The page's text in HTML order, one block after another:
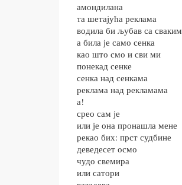
амондилана
та шетајућа реклама
водила би љубав са сваким
а била је само сенка
као што смо и сви ми
понекад сенке
сенка над сенкама
реклама над рекламама
а!
срео сам је
или је она пронашла мене
рекао бих: прст судбине
деведесет осмо
чудо свемира
или сатори